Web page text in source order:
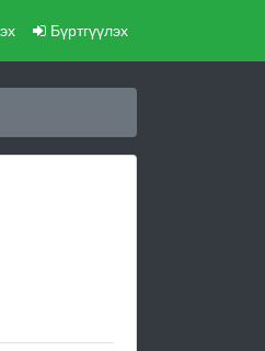
Бүртгүүлэх